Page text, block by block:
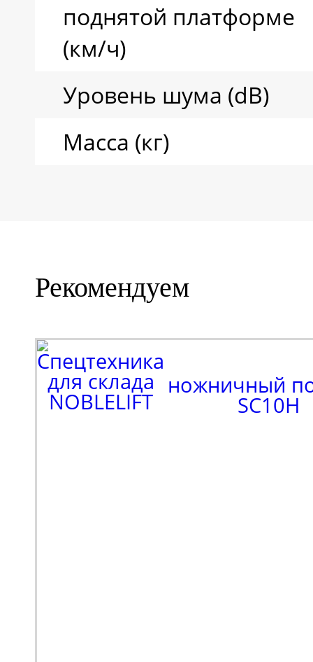
поднятой платформе
(км/ч)
Уровень шума (dB)
Масса (кг)
Рекомендуем